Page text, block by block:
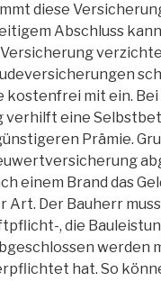
diese
Abschluss
kostenfrei mit ein.
verhilft eine
Prämie.
einem Brand das
Art. Der Bauherr
, die
werden
hat. So